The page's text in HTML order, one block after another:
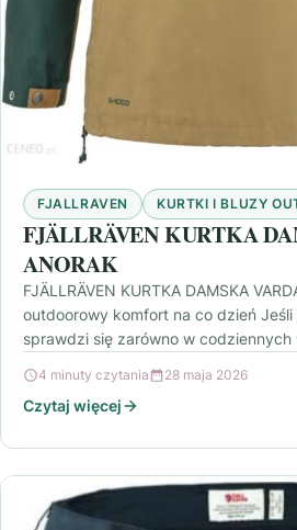
FJALLRAVEN KURTKI I BLUZY
FJÄLLRÄVEN KURTKA
ANORAK
FJÄLLRÄVEN KURTKA DAMSKA
outdoorowy komfort na co dzień
sprawdzi się zarówno w codziennych
4 minuty czytania 28 maja 2026
Czytaj więcej